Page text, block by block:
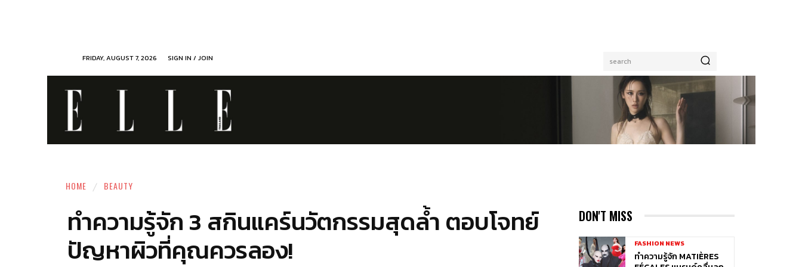
FRIDAY, AUGUST 7, 2026 search
SIGN IN / JOIN
HOME BEAUTY
ทำความรู้จัก 3 สกินแคร์นวัตกรรมสุดล้ำ ตอบโจทย์
ปัญหาผิวที่คุณควรลอง!
DON'T MISS
FASHION NEWS
ทำความรู้จัก MATIÈRES